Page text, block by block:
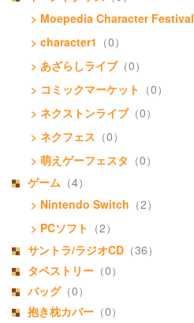
> Moepedia Character Festival
> character1 （0）
> あざらしライブ（0）
> コミックマーケット （0）
> ネクストンライブ（0）
> ネクフェス （0）
> 萌えゲーフェスタ （0）
ゲーム （4）
> Nintendo Switch （2）
> PCソフト （2）
サントラ/ラジオCD （36）
タペストリー （0）
バッグ（0）
抱き枕カバー （0）